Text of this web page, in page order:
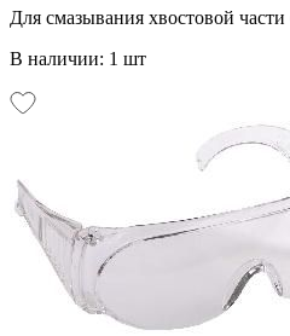
Для смазывания хвостовой
В наличии: 1 шт